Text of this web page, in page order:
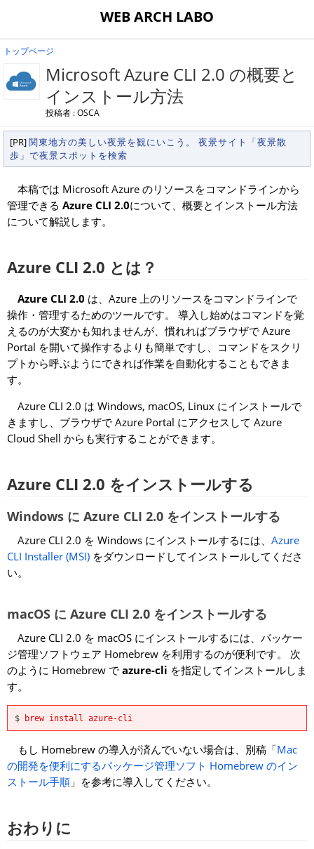
WEB ARCH LABO
トップページ
Microsoft Azure CLI 2.0 の概要と
インストール方法
投稿者 : OSCA
[PR]関東地方の美しい夜景を観にいこう。 夜景サイト「夜景散
歩」で夜景スポットを検索
本稿では Microsoft Azure のリソースをコマンドラインから
管理できる Azure CLI 2.0について、概要とインストール方法
について解説します。
Azure CLI 2.0 とは？
Azure CLI 2.0 は、Azure 上のリソースをコマンドラインで
操作・管理するためのツールです。 導入し始めはコマンドを覚
えるのが大変かも知れませんが、慣れればブラウザで Azure
Portal を開いて操作するよりも簡単ですし、コマンドをスクリ
プトから呼ぶようにできれば作業を自動化することもできま
す。
Azure CLI 2.0 は Windows, macOS, Linux にインストールで
きますし、ブラウザで Azure Portal にアクセスして Azure
Cloud Shell からも実行することができます。
Azure CLI 2.0 をインストールする
Windows に Azure CLI 2.0 をインストールする
Azure CLI 2.0 を Windows にインストールするには、 Azure
CLI Installer (MSI) をダウンロードしてインストールしてくださ
い。
macOS に Azure CLI 2.0 をインストールする
Azure CLI 2.0 を macOS にインストールするには、パッケー
ジ管理ソフトウェア Homebrew を利用するのが便利です。 次
のように Homebrew で azure-cli を指定してインストールしま
す。
$ brew install azure-cli
もし Homebrew の導入が済んでいない場合は、別稿「Mac
の開発を便利にするパッケージ管理ソフト Homebrew のイン
ストール手順 」を参考に導入してください。
おわりに